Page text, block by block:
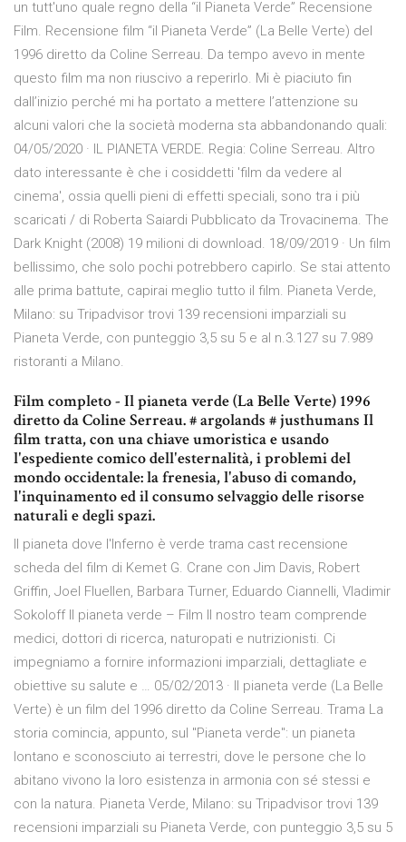
un tutt'uno quale regno della “il Pianeta Verde” Recensione
Film. Recensione film “il Pianeta Verde” (La Belle Verte) del
1996 diretto da Coline Serreau. Da tempo avevo in mente
questo film ma non riuscivo a reperirlo. Mi è piaciuto fin
dall’inizio perché mi ha portato a mettere l’attenzione su
alcuni valori che la società moderna sta abbandonando quali:
04/05/2020 · IL PIANETA VERDE. Regia: Coline Serreau. Altro
dato interessante è che i cosiddetti 'film da vedere al
cinema', ossia quelli pieni di effetti speciali, sono tra i più
scaricati / di Roberta Saiardi Pubblicato da Trovacinema. The
Dark Knight (2008) 19 milioni di download. 18/09/2019 · Un film
bellissimo, che solo pochi potrebbero capirlo. Se stai attento
alle prima battute, capirai meglio tutto il film. Pianeta Verde,
Milano: su Tripadvisor trovi 139 recensioni imparziali su
Pianeta Verde, con punteggio 3,5 su 5 e al n.3.127 su 7.989
ristoranti a Milano.
Film completo - Il pianeta verde (La Belle Verte) 1996
diretto da Coline Serreau. # argolands # justhumans Il
film tratta, con una chiave umoristica e usando
l'espediente comico dell'esternalità, i problemi del
mondo occidentale: la frenesia, l'abuso di comando,
l'inquinamento ed il consumo selvaggio delle risorse
naturali e degli spazi.
Il pianeta dove l'Inferno è verde trama cast recensione
scheda del film di Kemet G. Crane con Jim Davis, Robert
Griffin, Joel Fluellen, Barbara Turner, Eduardo Ciannelli, Vladimir
Sokoloff Il pianeta verde – Film Il nostro team comprende
medici, dottori di ricerca, naturopati e nutrizionisti. Ci
impegniamo a fornire informazioni imparziali, dettagliate e
obiettive su salute e … 05/02/2013 · Il pianeta verde (La Belle
Verte) è un film del 1996 diretto da Coline Serreau. Trama La
storia comincia, appunto, sul "Pianeta verde": un pianeta
lontano e sconosciuto ai terrestri, dove le persone che lo
abitano vivono la loro esistenza in armonia con sé stessi e
con la natura. Pianeta Verde, Milano: su Tripadvisor trovi 139
recensioni imparziali su Pianeta Verde, con punteggio 3,5 su 5